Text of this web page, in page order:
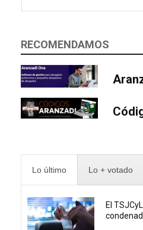
RECOMENDAMOS
Lo último Lo + votado
El